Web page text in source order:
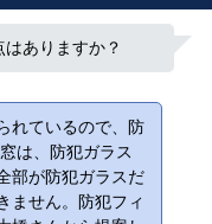
ありますか？
れているので、防
は、防犯ガラス
部が防犯ガラスだ
ません。防犯フィ